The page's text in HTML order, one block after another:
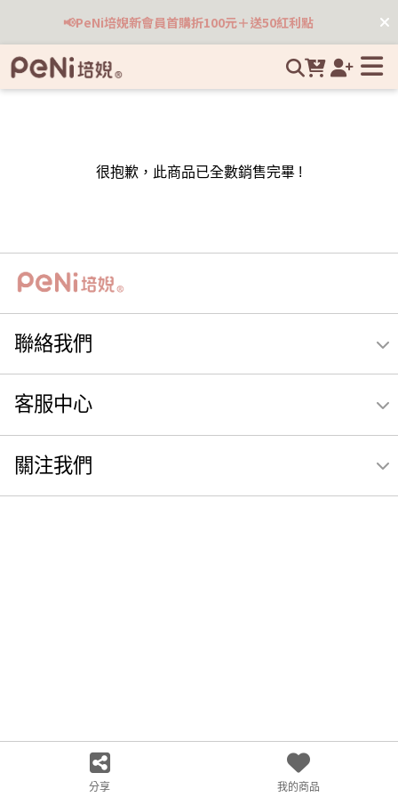
專家 | 培婗高品質母嬰用品專賣
📢PeNi培婗新會員首購折100元＋送50紅利點
很抱歉，此商品已全數銷售完畢 !
聯絡我們
客服中心
關注我們
分享 我的商品